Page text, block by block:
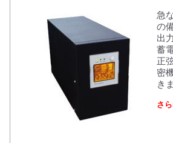
急
の
出
蓄
正
密
き
さ